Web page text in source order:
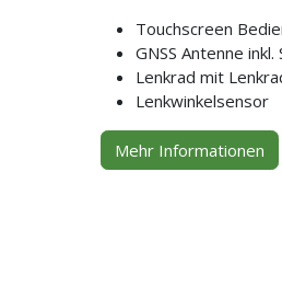
Touchscreen
GNSS Antenne inkl.
Lenkrad mit
Lenkwinkelsensor
Mehr Informationen